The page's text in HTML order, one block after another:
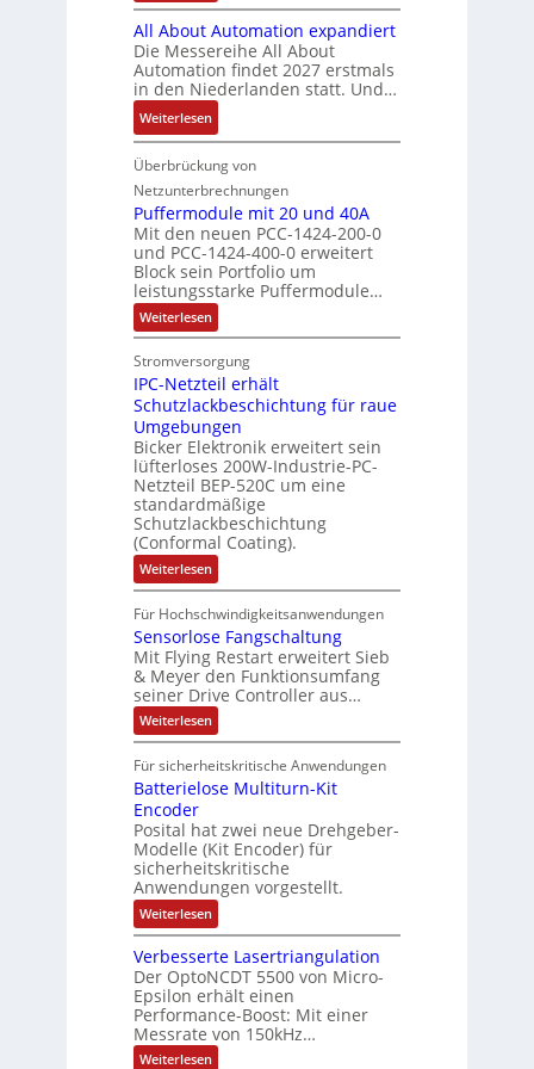
ä
g
t
d
u
r
d
a
s
A
u
s
l
a
n
d
g
e
s
c
h
ä
f
t
V
o
r
s
t
a
d
d
e
s
V
D
M
A
E
l
e
k
t
r
i
s
c
h
e
t
o
m
a
t
i
o
g
e
w
ä
h
t
s
s
e
b
e
s
t
ä
t
i
g
e
n
J
a
r
e
s
z
i
e
l
e
e
t
n
i
t
e
r
b
e
i
S
P
N
t
S
t
r
u
k
u
r
B
i
s
2
0
3
6
f
e
h
l
e
n
4
,
M
i
l
l
i
o
n
e
n
A
r
b
e
i
t
s
k
f
t
e
All About Automation expandiert
Die Messereihe All About
Automation findet 2027 erstmals
in den Niederlanden statt. Und…
Weiterlesen:
A
l
l
A
b
o
u
t
A
u
t
o
m
a
t
i
o
n
e
x
p
a
n
d
i
e
r
Überbrückung von
Netzunterbrechnungen
Puffermodule mit 20 und 40A
Mit den neuen PCC-1424-200-0
und PCC-1424-400-0 erweitert
Block sein Portfolio um
leistungsstarke Puffermodule…
Weiterlesen:
P
f
f
e
r
m
o
d
u
l
e
m
i
t
2
u
n
d
4
0
A
Stromversorgung
IPC-Netzteil erhält
Schutzlackbeschichtung für raue
Umgebungen
Bicker Elektronik erweitert sein
lüfterloses 200W-Industrie-PC-
Netzteil BEP-520C um eine
standardmäßige
Schutzlackbeschichtung
(Conformal Coating).
Weiterlesen:
I
C
-
N
e
t
z
t
e
l
e
ä
l
t
S
c
h
u
t
z
l
a
c
k
b
Für Hochschwindigkeitsanwendungen
Sensorlose Fangschaltung
Mit Flying Restart erweitert Sieb
& Meyer den Funktionsumfang
seiner Drive Controller aus…
Weiterlesen:
S
n
s
l
o
s
e
F
a
n
g
s
c
h
a
l
t
Für sicherheitskritische Anwendungen
Batterielose Multiturn-Kit
Encoder
Posital hat zwei neue Drehgeber-
Modelle (Kit Encoder) für
sicherheitskritische
Anwendungen vorgestellt.
Weiterlesen:
B
t
t
e
r
i
e
l
Verbesserte Lasertriangulation
Der OptoNCDT 5500 von Micro-
Epsilon erhält einen
Performance-Boost: Mit einer
Messrate von 150kHz…
Weiterlesen: